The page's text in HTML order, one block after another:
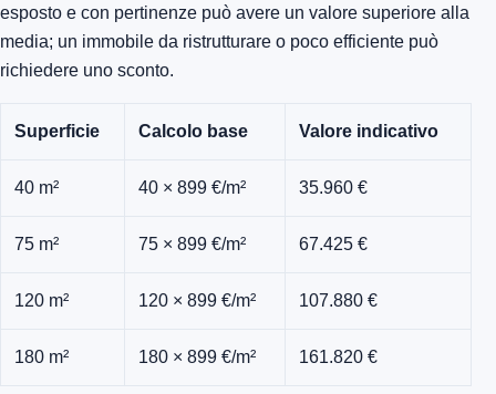
esposto e con pertinenze può avere un valore superiore alla
media; un immobile da ristrutturare o poco efficiente può
richiedere uno sconto.
Superficie Calcolo base Valore indicativo
40 m² 40 × 899 €/m² 35.960 €
75 m² 75 × 899 €/m² 67.425 €
120 m² 120 × 899 €/m² 107.880 €
180 m² 180 × 899 €/m² 161.820 €